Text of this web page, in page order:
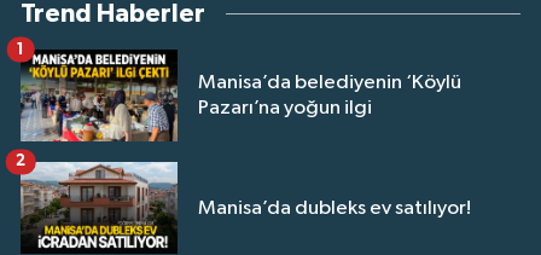
Trend Haberler
Manisa’da belediyenin ‘Köylü
Pazarı’na yoğun ilgi
1
Manisa’da dubleks ev satılıyor!
2